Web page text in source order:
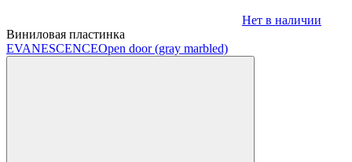
Нет в наличии
Виниловая пластинка
EVANESCENCEOpen door (gray marbled)